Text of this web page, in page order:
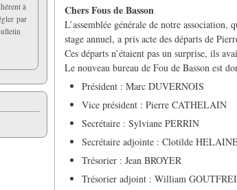
Chers Fous de Basson
L’assemblée générale de notre association,
stage annuel, a pris acte des départs de
Ces départs n’étaient pas un surprise, ils
Le nouveau bureau de Fou de Basson est
Président : Marc DUVERNOIS
Vice président : Pierre CATHELAIN
Secrétaire : Sylviane PERRIN
Secrétaire adjointe : Clotilde
Trésorier : Jean BROYER
Trésorier adjoint : William
à
par